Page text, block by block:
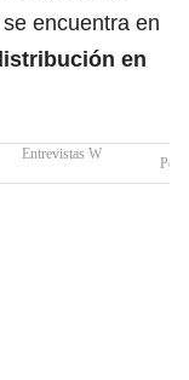
encuentra en
en
Entrevistas W